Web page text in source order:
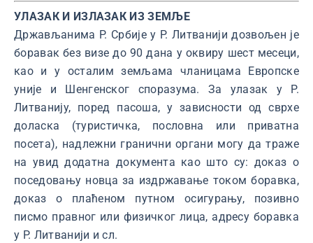
УЛАЗАК И ИЗЛАЗАК ИЗ ЗЕМЉЕ
Држављанима Р. Србије у Р. Литванији дозвољен је
боравак без визе до 90 дана у оквиру шест месеци,
као и у осталим земљама чланицама Европске
уније и Шенгенског споразума. За улазак у Р.
Литванију, поред пасоша, у зависности од сврхе
доласка (туристичка, пословна или приватна
посета), надлежни гранични органи могу да траже
на увид додатна документа као што су: доказ о
поседовању новца за издржавање током боравка,
доказ о плаћеном путном осигурању, позивно
писмо правног или физичког лица, адресу боравка
у Р. Литванији и сл.